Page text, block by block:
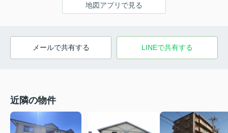
地図アプリで見る
メールで共有する LINEで共有する
近隣の物件